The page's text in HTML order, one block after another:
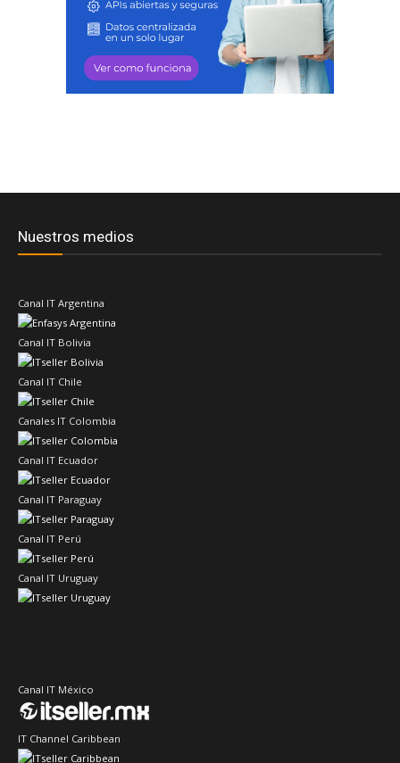
Nuestros medios
Canal IT Argentina
Canal IT Bolivia
Canal IT Chile
Canales IT Colombia
Canal IT Ecuador
Canal IT Paraguay
Canal IT Perú
Canal IT Uruguay
Canal IT México
IT Channel Caribbean